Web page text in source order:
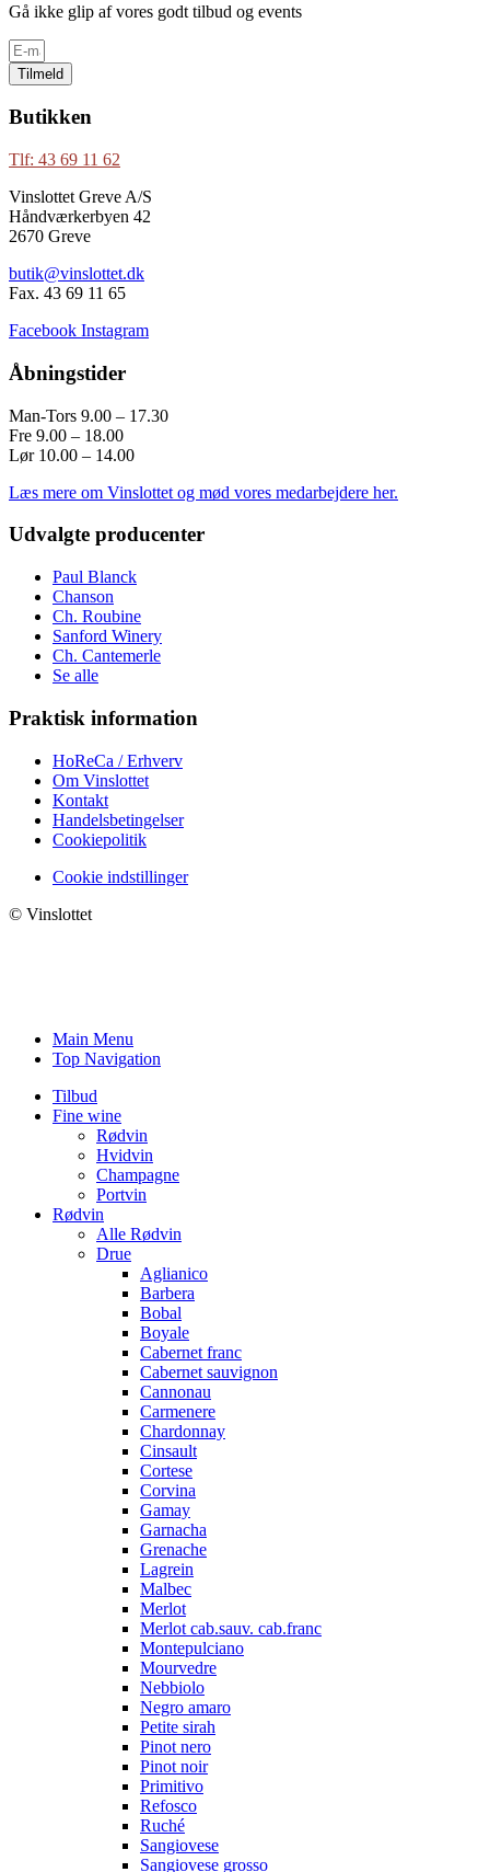
Gå ikke glip af vores godt tilbud og events
Tilmeld
Butikken
Tlf: 43 69 11 62
Vinslottet Greve A/S
Håndværkerbyen 42
2670 Greve
butik@vinslottet.dk
Fax. 43 69 11 65
Facebook Instagram
Åbningstider
Man-Tors 9.00 – 17.30
Fre 9.00 – 18.00
Lør 10.00 – 14.00
Læs mere om Vinslottet og mød vores medarbejdere her.
Udvalgte producenter
Paul Blanck
Chanson
Ch. Roubine
Sanford Winery
Ch. Cantemerle
Se alle
Praktisk information
HoReCa / Erhverv
Om Vinslottet
Kontakt
Handelsbetingelser
Cookiepolitik
Cookie indstillinger
© Vinslottet
Main Menu
Top Navigation
Tilbud
Fine wine
Rødvin
Hvidvin
Champagne
Portvin
Rødvin
Alle Rødvin
Drue
Aglianico
Barbera
Bobal
Boyale
Cabernet franc
Cabernet sauvignon
Cannonau
Carmenere
Chardonnay
Cinsault
Cortese
Corvina
Gamay
Garnacha
Grenache
Lagrein
Malbec
Merlot
Merlot cab.sauv. cab.franc
Montepulciano
Mourvedre
Nebbiolo
Negro amaro
Petite sirah
Pinot nero
Pinot noir
Primitivo
Refosco
Ruché
Sangiovese
Sangiovese grosso